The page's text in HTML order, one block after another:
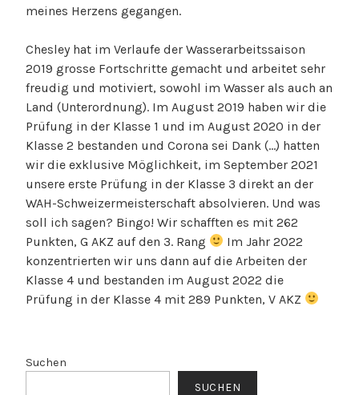
meines Herzens gegangen.
Chesley hat im Verlaufe der Wasserarbeitssaison
2019 grosse Fortschritte gemacht und arbeitet sehr
freudig und motiviert, sowohl im Wasser als auch an
Land (Unterordnung). Im August 2019 haben wir die
Prüfung in der Klasse 1 und im August 2020 in der
Klasse 2 bestanden und Corona sei Dank (…) hatten
wir die exklusive Möglichkeit, im September 2021
unsere erste Prüfung in der Klasse 3 direkt an der
WAH-Schweizermeisterschaft absolvieren. Und was
soll ich sagen? Bingo! Wir schafften es mit 262
Punkten, G AKZ auf den 3. Rang
Im Jahr 2022
konzentrierten wir uns dann auf die Arbeiten der
Klasse 4 und bestanden im August 2022 die
Prüfung in der Klasse 4 mit 289 Punkten, V AKZ
Suchen
SUCHEN